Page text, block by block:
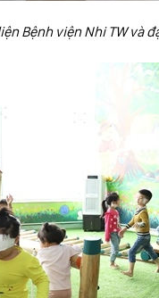
Bệnh viện Nhi TW và